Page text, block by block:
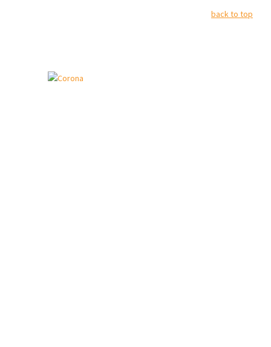
back to top